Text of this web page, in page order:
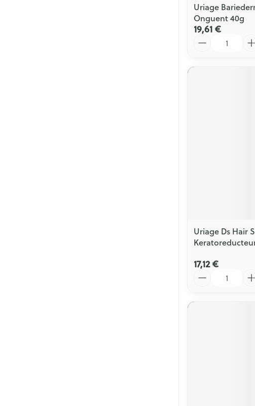
Uriage
Onguent 40g
19,61 €
Quantité
Uriage Ds Hair
17,12 €
Quantité